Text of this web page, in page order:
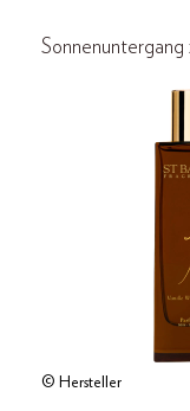
Sonnenuntergang
© Hersteller